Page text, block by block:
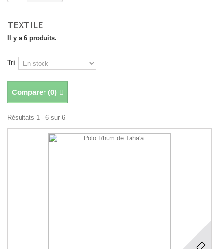
TEXTILE
Il y a 6 produits.
Tri
Comparer (0)
Résultats 1 - 6 sur 6.